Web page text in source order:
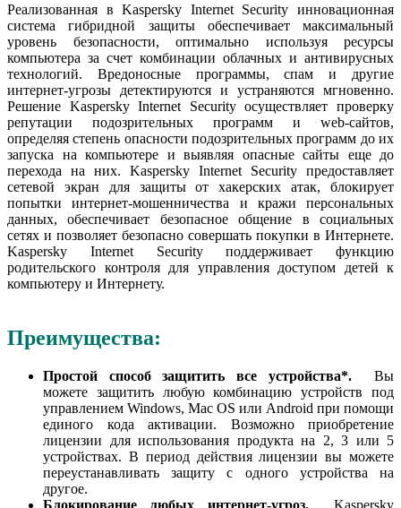
Реализованная в Kaspersky Internet Security инновационная
система гибридной защиты обеспечивает максимальный
уровень безопасности, оптимально используя ресурсы
компьютера за счет комбинации облачных и антивирусных
технологий. Вредоносные программы, спам и другие
интернет-угрозы детектируются и устраняются мгновенно.
Решение Kaspersky Internet Security осуществляет проверку
репутации подозрительных программ и web-сайтов,
определяя степень опасности подозрительных программ до их
запуска на компьютере и выявляя опасные сайты еще до
перехода на них. Kaspersky Internet Security предоставляет
сетевой экран для защиты от хакерских атак, блокирует
попытки интернет-мошенничества и кражи персональных
данных, обеспечивает безопасное общение в социальных
сетях и позволяет безопасно совершать покупки в Интернете.
Kaspersky Internet Security поддерживает функцию
родительского контроля для управления доступом детей к
компьютеру и Интернету.
Преимущества:
Простой способ защитить все устройства*.
Вы
можете защитить любую комбинацию устройств под
управлением Windows, Mac OS или Android при помощи
единого кода активации. Возможно приобретение
лицензии для использования продукта на 2, 3 или 5
устройствах. В период действия лицензии вы можете
переустанавливать защиту с одного устройства на
другое.
Блокирование любых интернет-угроз.
Kaspersky